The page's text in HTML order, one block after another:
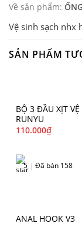
Về sản phẩm:
Vệ sinh sạch nhx
SẢN PHẨM
BỘ 3 ĐẦU XỊT VỆ
RUNYU
110.000₫
5 | Đã bán 158
ANAL HOOK V3